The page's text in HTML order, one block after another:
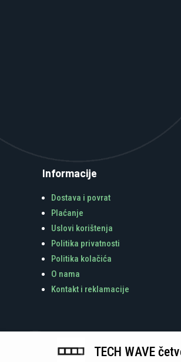
Informacije
Dostava i povrat
Plaćanje
Uslovi korištenja
Politika privatnosti
Politika kolačića
O nama
Kontakt i reklamacije
TECH WAVE